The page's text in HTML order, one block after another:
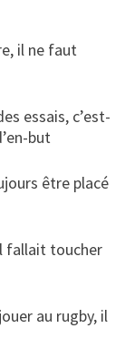
il ne faut
essais, c’est-
but
être placé
fallait toucher
au rugby, il